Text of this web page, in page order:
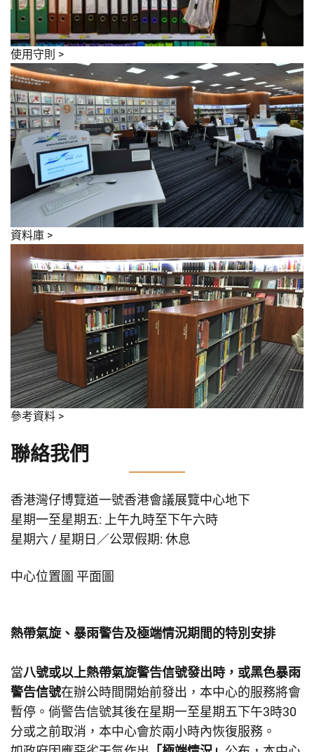
使用守則 >
資料庫 >
參考資料 >
聯絡我們
香港灣仔博覽道一號香港會議展覽中心地下
星期一至星期五: 上午九時至下午六時
星期六 / 星期日／公眾假期: 休息
中心位置圖 平面圖
熱帶氣旋、暴雨警告及極端情況期間的特別安排
當八號或以上熱帶氣旋警告信號發出時，或黑色暴雨
警告信號在辦公時間開始前發出，本中心的服務將會
暫停。倘警告信號其後在星期一至星期五下午3時30
分或之前取消，本中心會於兩小時內恢復服務。